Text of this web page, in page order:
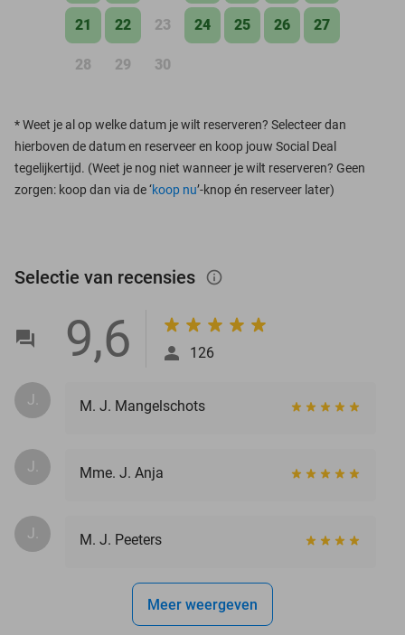
21 22 23 24 25 26 27
28 29 30
*Weet je al op welke datum je wilt reserveren? Selecteer dan
hierboven de datum en reserveer en koop jouw Social Deal
tegelijkertijd. (Weet je nog niet wanneer je wilt reserveren? Geen
zorgen: koop dan via de ‘koop nu’-knop én reserveer later)
Selectie van recensies info_outlined
9,6 126
J. M. J. Mangelschots
J. Mme. J. Anja
J. M. J. Peeters
Meer weergeven